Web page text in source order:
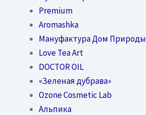
Premium
Aromashka
Мануфактура Дом Природы
Love Tea Art
DOCTOR OIL
«Зеленая дубрава»
Ozone Cosmetic Lab
Альпика